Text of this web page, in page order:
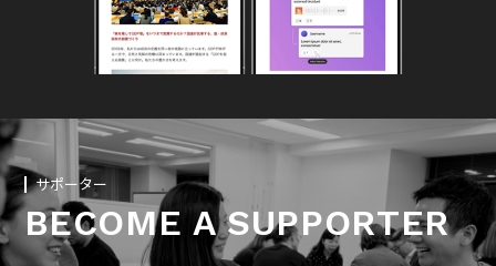
サポーター
BECOME A SUPPORTER